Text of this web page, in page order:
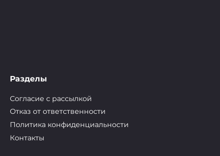
Разделы
Согласие с рассылкой
Отказ от ответственности
Политика конфиденциальности
Контакты